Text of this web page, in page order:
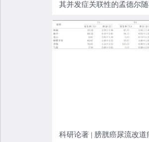
其并发症关联性的孟德尔
科研论著 | 膀胱癌尿流改道